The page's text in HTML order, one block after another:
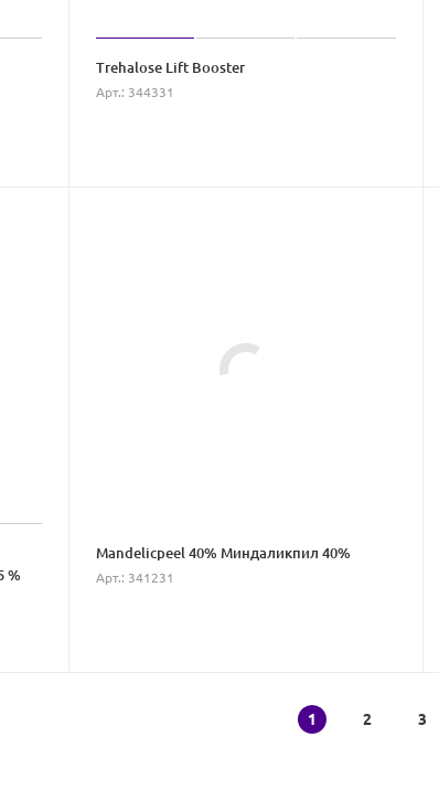
Trehalose Lift Booster
Арт.: 344331
%
Mandelicpeel 40% Миндаликпил 40%
Арт.: 341231
1 2 3